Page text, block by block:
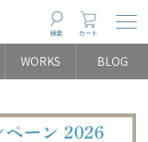
検索 カート
WORKS BLOG